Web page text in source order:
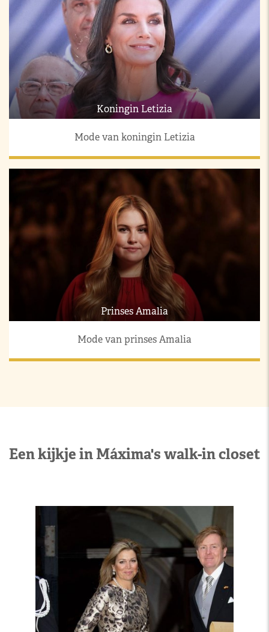
Koningin Letizia
Mode van koningin Letizia
Prinses Amalia
Mode van prinses Amalia
Een kijkje in Máxima's walk-in closet